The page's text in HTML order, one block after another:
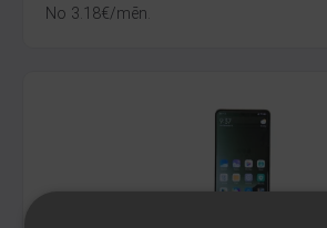
No 3.18€/mēn.